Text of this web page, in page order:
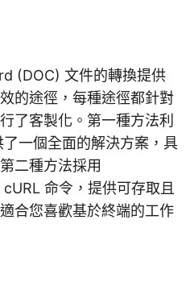
(DOC) 文件的轉換提供
的途徑，每種途徑都針對
了客製化。第一種方法利
一個全面的解決方案，具
二種方法採用
命令，提供可存取且
合您喜歡基於終端的工作